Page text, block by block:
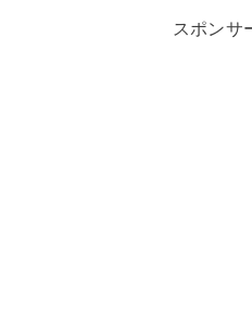
スポンサ